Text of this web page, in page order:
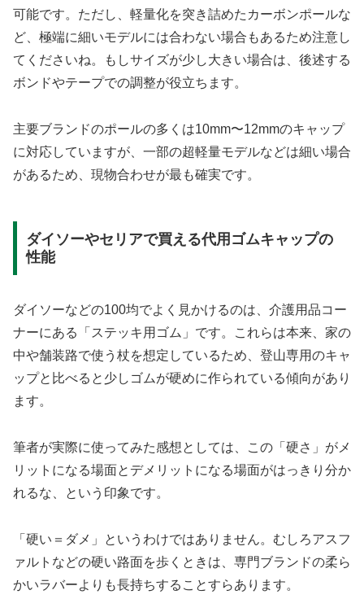
可能です。ただし、軽量化を突き詰めたカーボンポールな
ど、極端に細いモデルには合わない場合もあるため注意し
てくださいね。もしサイズが少し大きい場合は、後述する
ボンドやテープでの調整が役立ちます。
主要ブランドのポールの多くは10mm〜12mmのキャップ
に対応していますが、一部の超軽量モデルなどは細い場合
があるため、現物合わせが最も確実です。
ダイソーやセリアで買える代用ゴムキャップの
性能
ダイソーなどの100均でよく見かけるのは、介護用品コー
ナーにある「ステッキ用ゴム」です。これらは本来、家の
中や舗装路で使う杖を想定しているため、登山専用のキャ
ップと比べると少しゴムが硬めに作られている傾向があり
ます。
筆者が実際に使ってみた感想としては、この「硬さ」がメ
リットになる場面とデメリットになる場面がはっきり分か
れるな、という印象です。
「硬い＝ダメ」というわけではありません。むしろアスフ
ァルトなどの硬い路面を歩くときは、専門ブランドの柔ら
かいラバーよりも長持ちすることすらあります。